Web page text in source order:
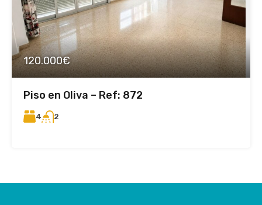
120.000€
Piso en Oliva – Ref: 872
4 2